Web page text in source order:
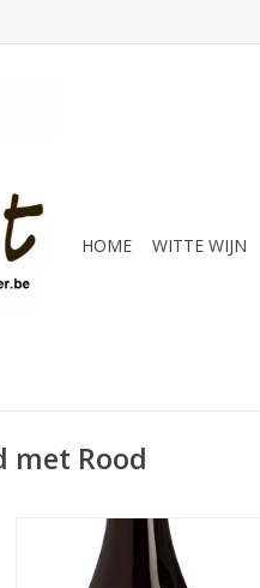
HOME WITTE WIJN
met Rood
Een overvloed aan sappig rood
fruit wordt prachtig ondersteund
door elegante minerale accenten